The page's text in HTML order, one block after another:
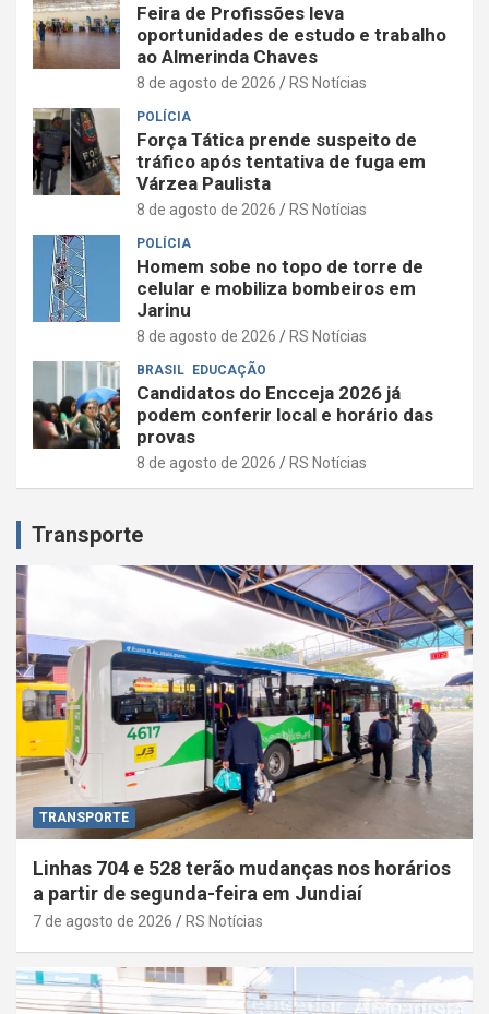
Feira de Profissões leva
oportunidades de estudo e trabalho
ao Almerinda Chaves
8 de agosto de 2026 RS Notícias
POLÍCIA
Força Tática prende suspeito de
tráfico após tentativa de fuga em
Várzea Paulista
8 de agosto de 2026 RS Notícias
POLÍCIA
Homem sobe no topo de torre de
celular e mobiliza bombeiros em
Jarinu
8 de agosto de 2026 RS Notícias
BRASIL EDUCAÇÃO
Candidatos do Encceja 2026 já
podem conferir local e horário das
provas
8 de agosto de 2026 RS Notícias
Transporte
TRANSPORTE
Linhas 704 e 528 terão mudanças nos horários
a partir de segunda-feira em Jundiaí
7 de agosto de 2026 RS Notícias